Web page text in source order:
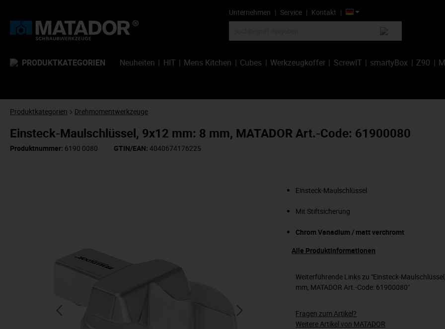
Unternehmen Service Kontakt
PRODUKTKATEGORIEN Neuheiten HIT Mens Kitchen Cubes Werkzeugkoffer ScrewIT smartyBox Z90
Produktkategorien Drehmomentwerkzeuge
Einsteck-Maulschlüssel, 9x12 mm: 8 mm, MATADOR Art.-Code: 61900080
Produktnummer: 6190 0080 GTIN/EAN: 4040674176225
Einsteck-Maulschlüssel
Mit Stiftsicherung
Chrom Vanadium / matt verchromt
Alle Produktinformationen
Weiterführende Links zu "Einsteck-
mm, MATADOR Art.-Code: 61900080"
Fragen zum Artikel?
Weitere Artikel von MATADOR